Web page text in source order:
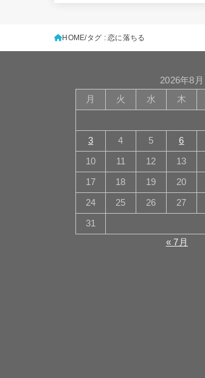
HOME タグ : 恋に落ちる
2026年8月
月
火 水 木
3 4 5 6
10 11 12 13
17 18 19 20
24 25 26 27
31
« 7月